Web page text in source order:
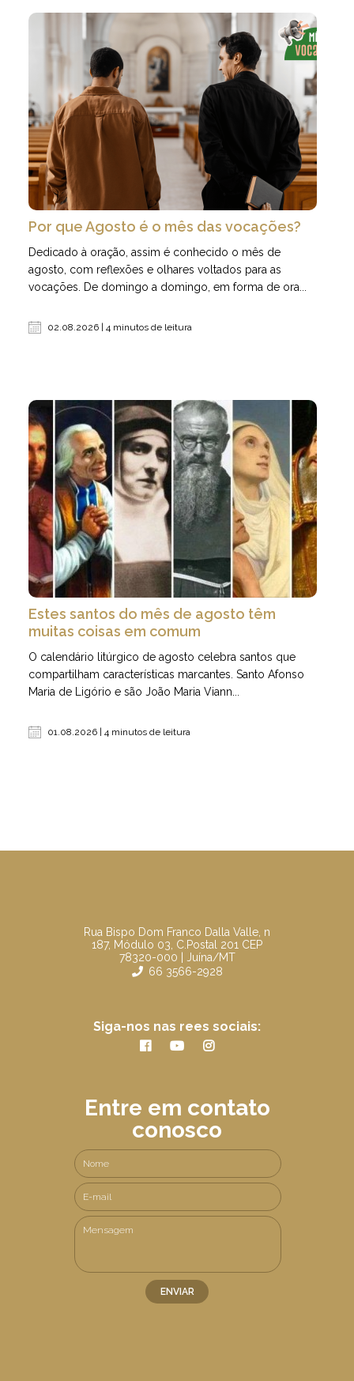
Por que Agosto é o mês das vocações?
Dedicado à oração, assim é conhecido o mês de
agosto, com reflexões e olhares voltados para as
vocações. De domingo a domingo, em forma de ora...
02.08.2026 | 4 minutos de leitura
Estes santos do mês de agosto têm
muitas coisas em comum
O calendário litúrgico de agosto celebra santos que
compartilham características marcantes. Santo Afonso
Maria de Ligório e são João Maria Viann...
01.08.2026 | 4 minutos de leitura
Rua Bispo Dom Franco Dalla Valle, n
187, Módulo 03, C.Postal 201 CEP
78320-000 | Juína/MT
66 3566-2928
Siga-nos nas rees sociais:
Entre em contato
conosco